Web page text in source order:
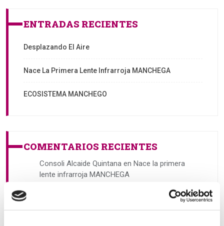
ENTRADAS RECIENTES
Desplazando El Aire
Nace La Primera Lente Infrarroja MANCHEGA
ECOSISTEMA MANCHEGO
COMENTARIOS RECIENTES
Consoli Alcaide Quintana en Nace la primera
lente infrarroja MANCHEGA
Nace la primera lente infrarroja